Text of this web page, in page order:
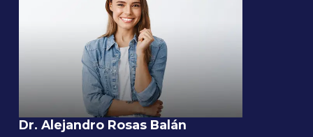
Dr. Alejandro Rosas Balán